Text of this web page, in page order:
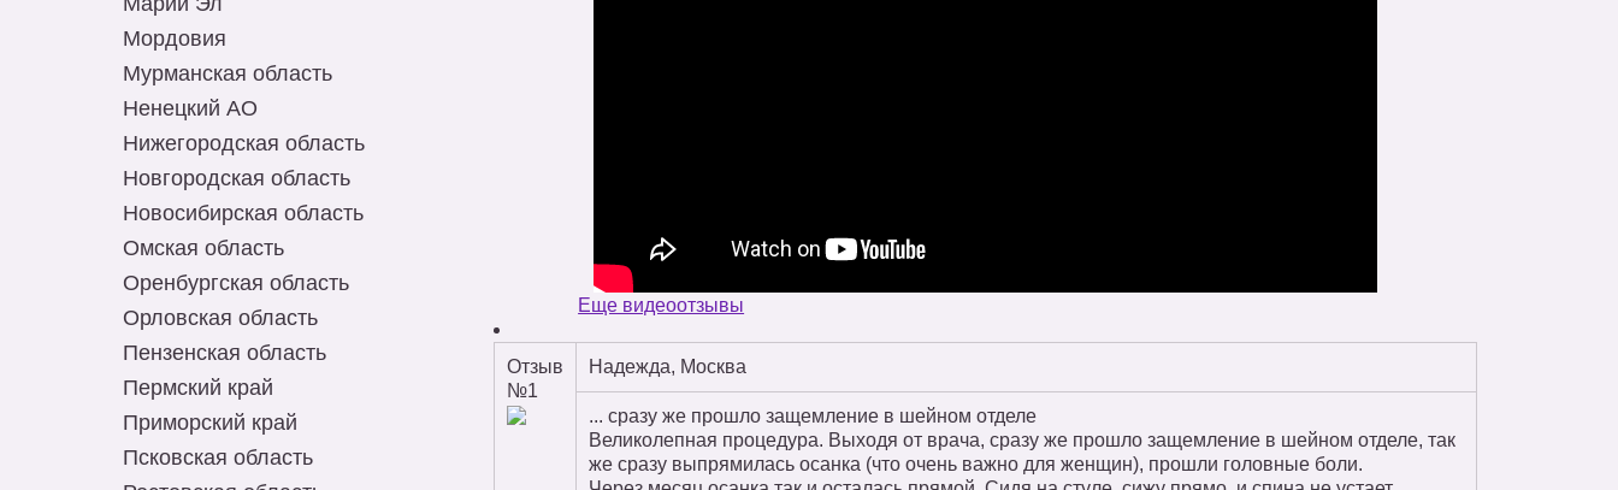
Мордовия
Мурманская область
Ненецкий АО
Нижегородская область
Новгородская область
Новосибирская область
Омская область
Оренбургская область
Орловская область
Пензенская область
Пермский край
Приморский край
Псковская область
Еще видеоотзывы
Отзыв
№1
Надежда, Москва
... сразу же прошло защемление в шейном отделе
Великолепная процедура. Выходя от врача, сразу же прошло защемление в шейном отделе, так
же сразу выпрямилась осанка (что очень важно для женщин), прошли головные боли.